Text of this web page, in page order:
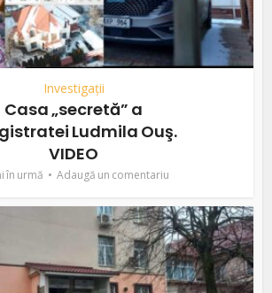
Investigații
Casa „secretă” a
Ludmila Ouş.
VIDEO
în urmă Adaugă un comentariu